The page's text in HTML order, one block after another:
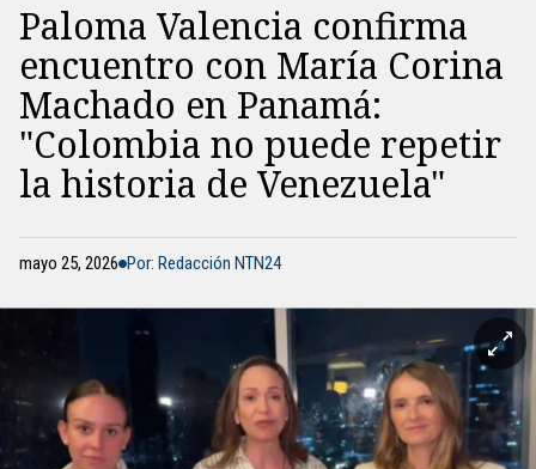
Paloma Valencia confirma
encuentro con María Corina
Machado en Panamá:
"Colombia no puede repetir
la historia de Venezuela"
mayo 25, 2026 Por: Redacción NTN24